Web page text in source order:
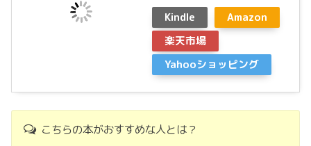
Kindle
Amazon
楽天市場
Yahooショッピング
こちらの本がおすすめな人とは？